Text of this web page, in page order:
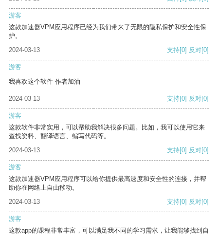
游客
这款加速器VPM应用程序已经为我们带来了无限的隐私保护和安全性保
护。
2024-03-13
支持[0] 反对[0]
游客
我喜欢这个软件 作者加油
2024-03-13 支持[0] 反对[0]
游客
这款软件非常实用，可以帮助我解决很多问题。比如，我可以使用它来
查找资料、翻译语言、编写代码等。
2024-03-13
支持[0] 反对[0]
游客
这款加速器VPM应用程序可以给你提供最高速度和安全性的连接，并帮
助你在网络上自由移动。
2024-03-13
支持[0] 反对[0]
游客
这款app的课程非常丰富，可以满足我不同的学习需求，让我能够找到自